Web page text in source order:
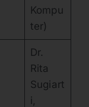
Kompu
ter)
Dr.
Rita
Sugiart
i,